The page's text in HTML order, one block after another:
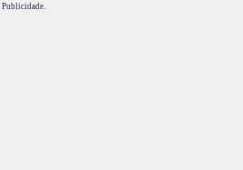
Publicidade.